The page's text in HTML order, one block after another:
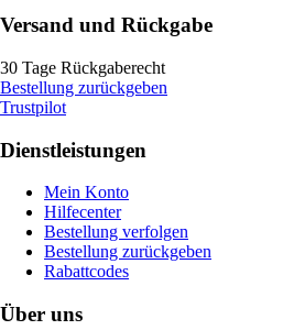
Versand und Rückgabe
30 Tage Rückgaberecht
Bestellung zurückgeben
Trustpilot
Dienstleistungen
Mein Konto
Hilfecenter
Bestellung verfolgen
Bestellung zurückgeben
Rabattcodes
Über uns